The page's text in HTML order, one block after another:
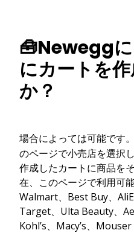
🧰Newegg
にカートを
か？
場合によっては可能です
のページで小売店を選択
作成したカートに商品を
在、このページで利用可
Walmart、Best Buy、
Target、Ulta Beauty、
Kohl’s、Macy’s、Mouser